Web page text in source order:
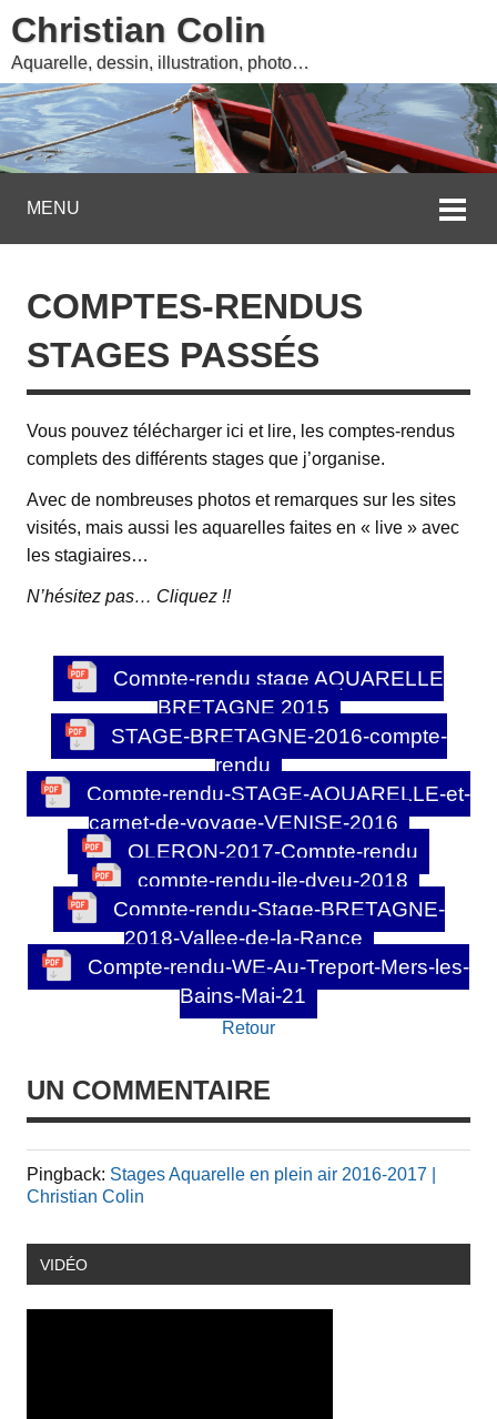
Christian Colin
Aquarelle, dessin, illustration, photo…
MENU
COMPTES-RENDUS
STAGES PASSÉS
Vous pouvez télécharger ici et lire, les comptes-rendus
complets des différents stages que j’organise.
Avec de nombreuses photos et remarques sur les sites
visités, mais aussi les aquarelles faites en « live » avec
les stagiaires…
N’hésitez pas… Cliquez !!
Compte-rendu stage AQUARELLE
BRETAGNE 2015
STAGE-BRETAGNE-2016-compte-
rendu
Compte-rendu-STAGE-AQUARELLE-et-
carnet-de-voyage-VENISE-2016
OLERON-2017-Compte-rendu
compte-rendu-ile-dyeu-2018
Compte-rendu-Stage-BRETAGNE-
2018-Vallee-de-la-Rance
Compte-rendu-WE-Au-Treport-Mers-les-
Bains-Mai-21
Retour
UN COMMENTAIRE
Pingback: Stages Aquarelle en plein air 2016-2017 |
Christian Colin
VIDÉO